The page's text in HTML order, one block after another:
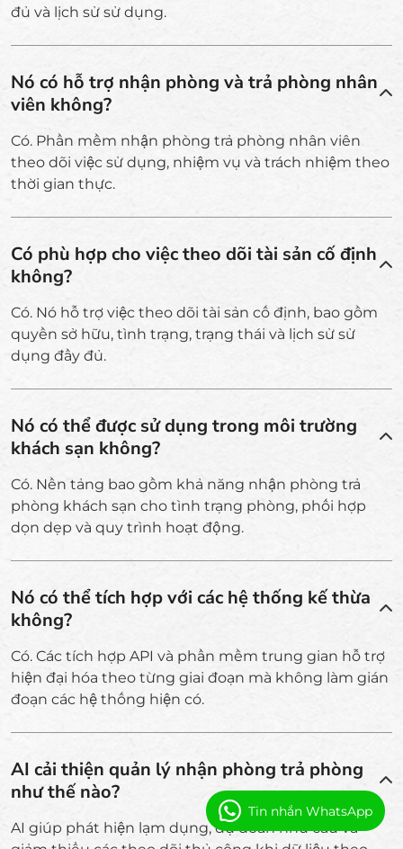
đủ và lịch sử sử dụng.
Nó có hỗ trợ nhận phòng và trả phòng nhân
viên không?
Có. Phần mềm nhận phòng trả phòng nhân viên
theo dõi việc sử dụng, nhiệm vụ và trách nhiệm theo
thời gian thực.
Có phù hợp cho việc theo dõi tài sản cố định
không?
Có. Nó hỗ trợ việc theo dõi tài sản cố định, bao gồm
quyền sở hữu, tình trạng, trạng thái và lịch sử sử
dụng đầy đủ.
Nó có thể được sử dụng trong môi trường
khách sạn không?
Có. Nền tảng bao gồm khả năng nhận phòng trả
phòng khách sạn cho tình trạng phòng, phối hợp
dọn dẹp và quy trình hoạt động.
Nó có thể tích hợp với các hệ thống kế thừa
không?
Có. Các tích hợp API và phần mềm trung gian hỗ trợ
hiện đại hóa theo từng giai đoạn mà không làm gián
đoạn các hệ thống hiện có.
AI cải thiện quản lý nhận phòng trả phòng
như thế nào?
AI giúp phát hiện lạm dụng, dự đoán nhu cầu và
Tin nhắn WhatsApp